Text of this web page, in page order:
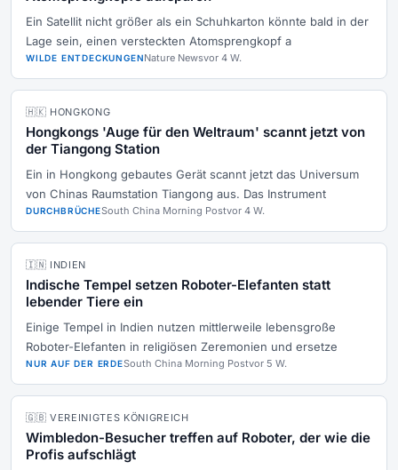
Ein Satellit nicht größer als ein Schuhkarton könnte bald in der
Lage sein, einen versteckten Atomsprengkopf a
WILDE ENTDECKUNGENNature Newsvor 4 W.
🇭🇰 HONGKONG
Hongkongs 'Auge für den Weltraum' scannt jetzt von
der Tiangong Station
Ein in Hongkong gebautes Gerät scannt jetzt das Universum
von Chinas Raumstation Tiangong aus. Das Instrument
DURCHBRÜCHESouth China Morning Postvor 4 W.
🇮🇳 INDIEN
Indische Tempel setzen Roboter-Elefanten statt
lebender Tiere ein
Einige Tempel in Indien nutzen mittlerweile lebensgroße
Roboter-Elefanten in religiösen Zeremonien und ersetze
NUR AUF DER ERDESouth China Morning Postvor 5 W.
🇬🇧 VEREINIGTES KÖNIGREICH
Wimbledon-Besucher treffen auf Roboter, der wie die
Profis aufschlägt